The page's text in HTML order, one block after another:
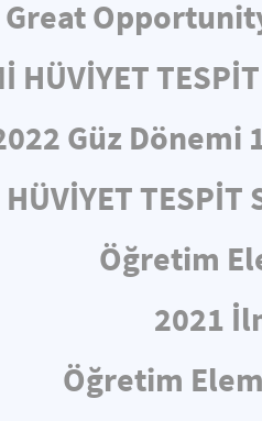
Great
HÜVİYET
Güz Dönemi
TESPİT
Öğretim
2021
Öğretim